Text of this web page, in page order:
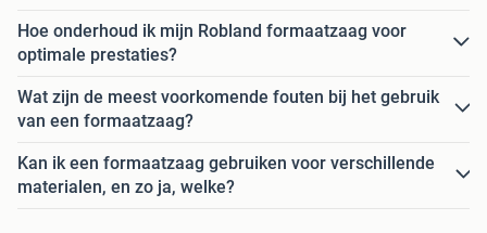
Hoe onderhoud ik mijn Robland formaatzaag voor
optimale prestaties?
Wat zijn de meest voorkomende fouten bij het gebruik
van een formaatzaag?
Kan ik een formaatzaag gebruiken voor verschillende
materialen, en zo ja, welke?